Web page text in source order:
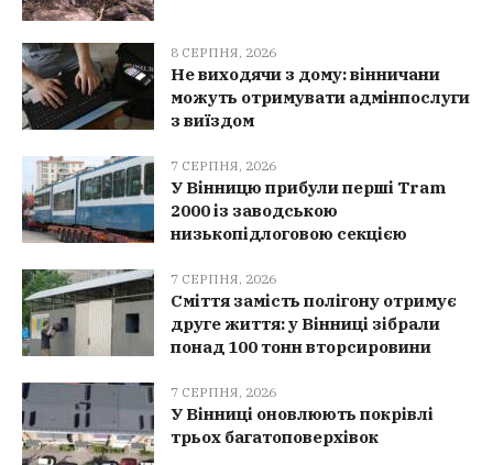
8 СЕРПНЯ, 2026
Не виходячи з дому: вінничани
можуть отримувати адмінпослуги
з виїздом
7 СЕРПНЯ, 2026
У Вінницю прибули перші Tram
2000 із заводською
низькопідлоговою секцією
7 СЕРПНЯ, 2026
Сміття замість полігону отримує
друге життя: у Вінниці зібрали
понад 100 тонн вторсировини
7 СЕРПНЯ, 2026
У Вінниці оновлюють покрівлі
трьох багатоповерхівок